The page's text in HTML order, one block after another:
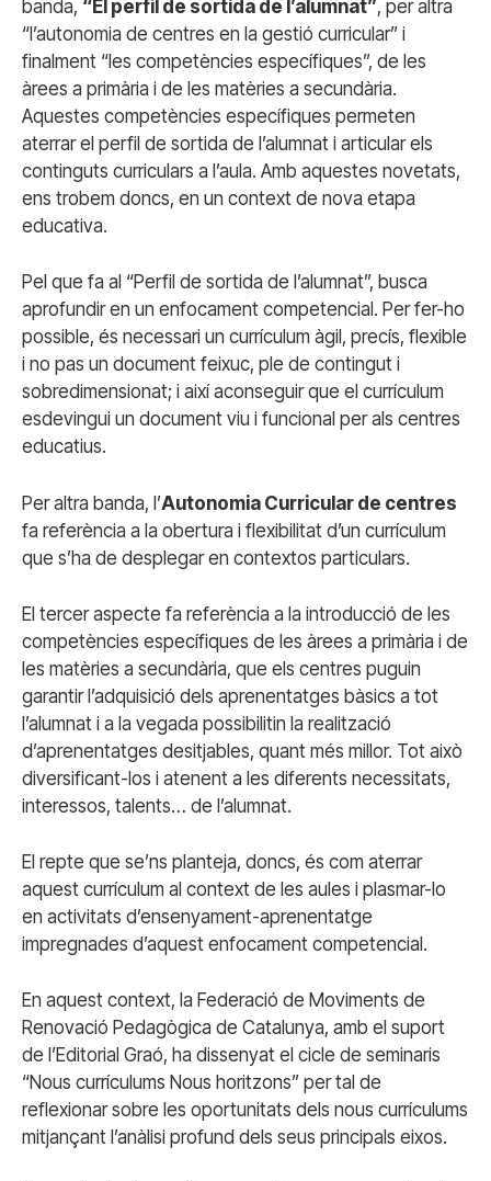
banda, “El perfil de sortida de l’alumnat”, per altra
“l’autonomia de centres en la gestió curricular” i
finalment “les competències específiques”, de les
àrees a primària i de les matèries a secundària.
Aquestes competències específiques permeten
aterrar el perfil de sortida de l’alumnat i articular els
continguts curriculars a l’aula. Amb aquestes novetats,
ens trobem doncs, en un context de nova etapa
educativa.
Pel que fa al “Perfil de sortida de l’alumnat”, busca
aprofundir en un enfocament competencial. Per fer-ho
possible, és necessari un currículum àgil, precís, flexible
i no pas un document feixuc, ple de contingut i
sobredimensionat; i així aconseguir que el currículum
esdevingui un document viu i funcional per als centres
educatius.
Per altra banda, l’Autonomia Curricular de centres
fa referència a la obertura i flexibilitat d’un currículum
que s’ha de desplegar en contextos particulars.
El tercer aspecte fa referència a la introducció de les
competències específiques de les àrees a primària i de
les matèries a secundària, que els centres puguin
garantir l’adquisició dels aprenentatges bàsics a tot
l’alumnat i a la vegada possibilitin la realització
d’aprenentatges desitjables, quant més millor. Tot això
diversificant-los i atenent a les diferents necessitats,
interessos, talents… de l’alumnat.
El repte que se’ns planteja, doncs, és com aterrar
aquest currículum al context de les aules i plasmar-lo
en activitats d’ensenyament-aprenentatge
impregnades d’aquest enfocament competencial.
En aquest context, la Federació de Moviments de
Renovació Pedagògica de Catalunya, amb el suport
de l’Editorial Graó, ha dissenyat el cicle de seminaris
“Nous currículums Nous horitzons” per tal de
reflexionar sobre les oportunitats dels nous currículums
mitjançant l’anàlisi profund dels seus principals eixos.